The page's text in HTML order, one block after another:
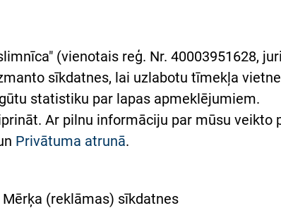
slimnīcas
лікарні
з Україною
(vienotais reģ. Nr. 40003951628,
sīkdatnes, lai uzlabotu tīmekļa
statistiku par lapas apmeklējumiem.
Ar pilnu informāciju par mūsu veikto
Privātuma atrunā.
Mērķa (reklāmas) sīkdatnes